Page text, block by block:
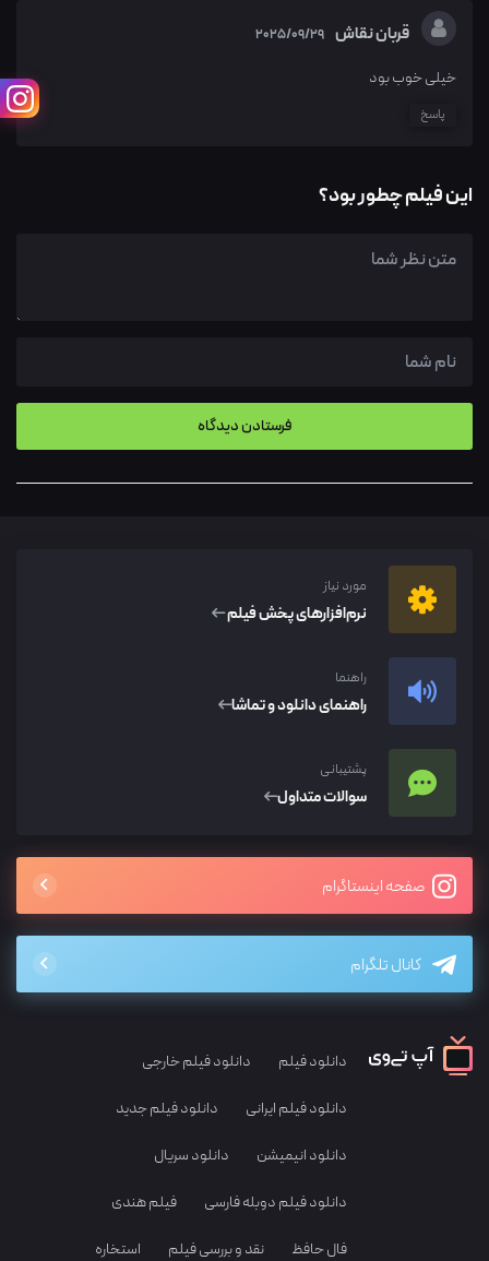
قربان نقاش 2025/09/29
خیلی خوب بود
پاسخ
این فیلم چطور بود؟
مورد نیاز
نرم‌افزار‌های پخش فیلم
راهنما
راهنمای دانلود و تماشا
پشتیبانی
سوالات متداول
صفحه اینستاگرام
کانال تلگرام
دانلود فیلم دانلود فیلم خارجی
دانلود فیلم ایرانی دانلود فیلم جدید
دانلود انیمیشن دانلود سریال
دانلود فیلم دوبله فارسی فیلم هندی
فال حافظ نقد و بررسی فیلم استخاره